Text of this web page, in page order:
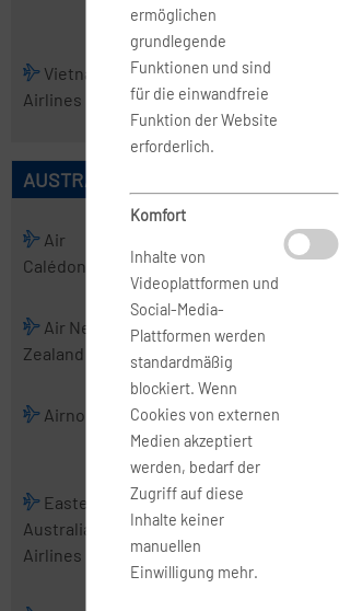
Vietnam
Airlines
Wings
Abadi Airlines
Xpressair
AUSTRALISCHE AIRLINES
Air
Calédonie
Chathams
Air Kiribati
Air New
Zealand
Air Vanuatu
Airnorth Airwork
Alliance
Airlines
Eastern
Australia
Airlines
Fiji Airways
ermöglichen
grundlegende
Funktionen und sind
für die einwandfreie
Funktion der Website
erforderlich.
Komfort
Inhalte von
Videoplattformen und
Social-Media-
Plattformen werden
standardmäßig
blockiert. Wenn
Cookies von externen
Medien akzeptiert
werden, bedarf der
Zugriff auf diese
Inhalte keiner
manuellen
Einwilligung mehr.